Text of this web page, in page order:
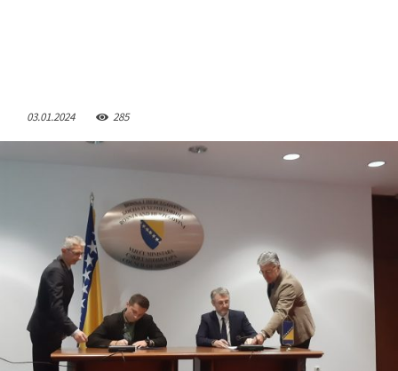
03.01.2024 285